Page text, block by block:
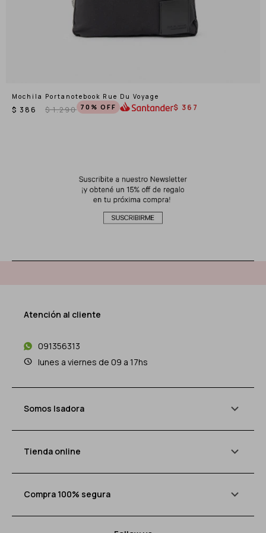
Mochila Portanotebook Rue Du Voyage
$ 386 $ 1.290 70 $ 367
Atención al cliente
091356313
lunes a viernes de 09 a 17hs
Tienda online
Somos Isadora
Compra 100% segura